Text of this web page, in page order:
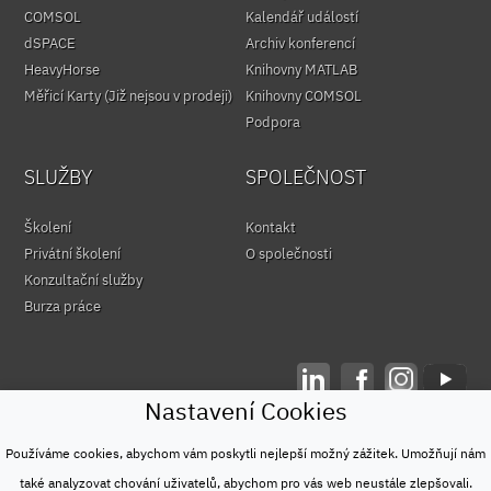
Nastavení Cookies
Používáme cookies, abychom vám poskytli nejlepší možný zážitek. Umožňují nám
také analyzovat chování uživatelů, abychom pro vás web neustále zlepšovali.
COMSOL
dSPACE
HeavyHorse
Měřicí Karty (Již nejsou v prodeji)
Kalendář událostí
Archiv konferencí
Knihovny MATLAB
Knihovny COMSOL
Podpora
SLUŽBY
Školení
Privátní školení
Konzultační služby
Burza práce
SPOLEČNOST
Kontakt
O společnosti
© HUMUSOFT 1991 - 2026
Ochrana osobních údajů
&